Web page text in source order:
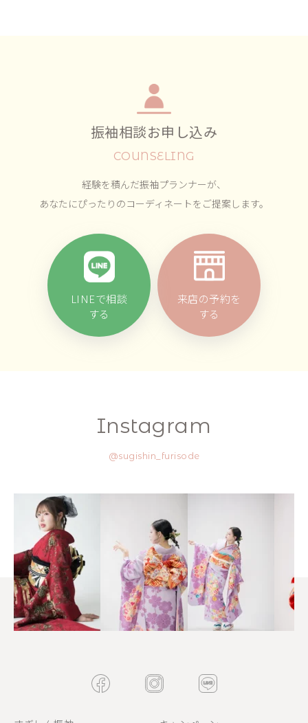
来店の予約を
する
振袖相談お申し込み
COUNSELING
経験を積んだ振袖プランナーが、
あなたにぴったりのコーディネートをご提案します。
LINEで相談
する
Instagram
@sugishin_furisode